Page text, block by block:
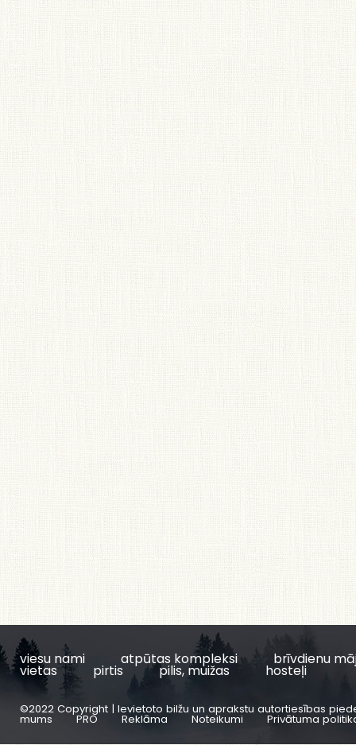
viesu nami atpūtas kompleksi brīvdienu
vietas pirtis pilis, muižas hosteļi
©2022 Copyright | Ievietoto bilžu un aprakstu autortiesības
mums PRO Reklāma Noteikumi Privātuma